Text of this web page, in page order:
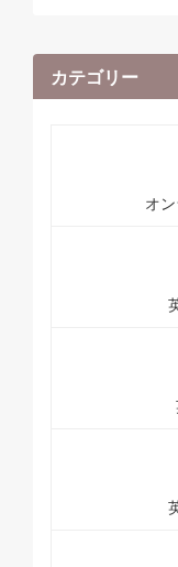
カテゴリー
オ